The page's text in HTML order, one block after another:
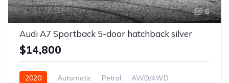
6
Audi A7 Sportback 5-door hatchback silver
$14,800
2020 Automatic Petrol AWD/4WD